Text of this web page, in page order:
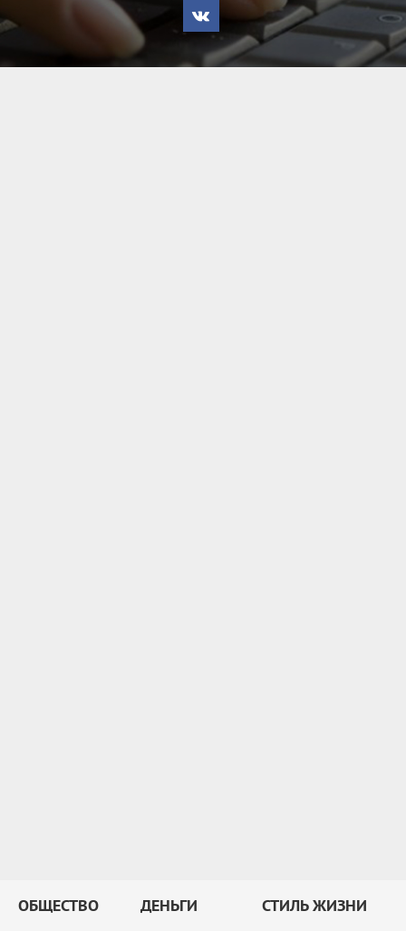
ОБЩЕСТВО ДЕНЬГИ СТИЛЬ ЖИЗНИ